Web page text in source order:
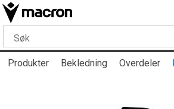
Produkter Bekledning Overdeler